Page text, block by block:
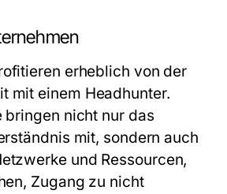
erheblich von der
mit einem Headhunter.
bringen nicht nur das
mit, sondern auch
und Ressourcen,
Zugang zu nicht